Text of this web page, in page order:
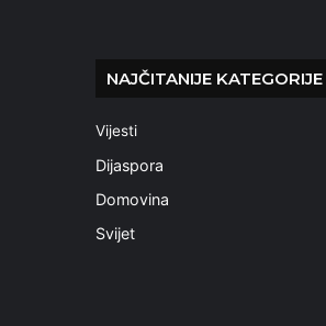
NAJČITANIJE KATEGORIJE
Vijesti
Dijaspora
Domovina
Svijet